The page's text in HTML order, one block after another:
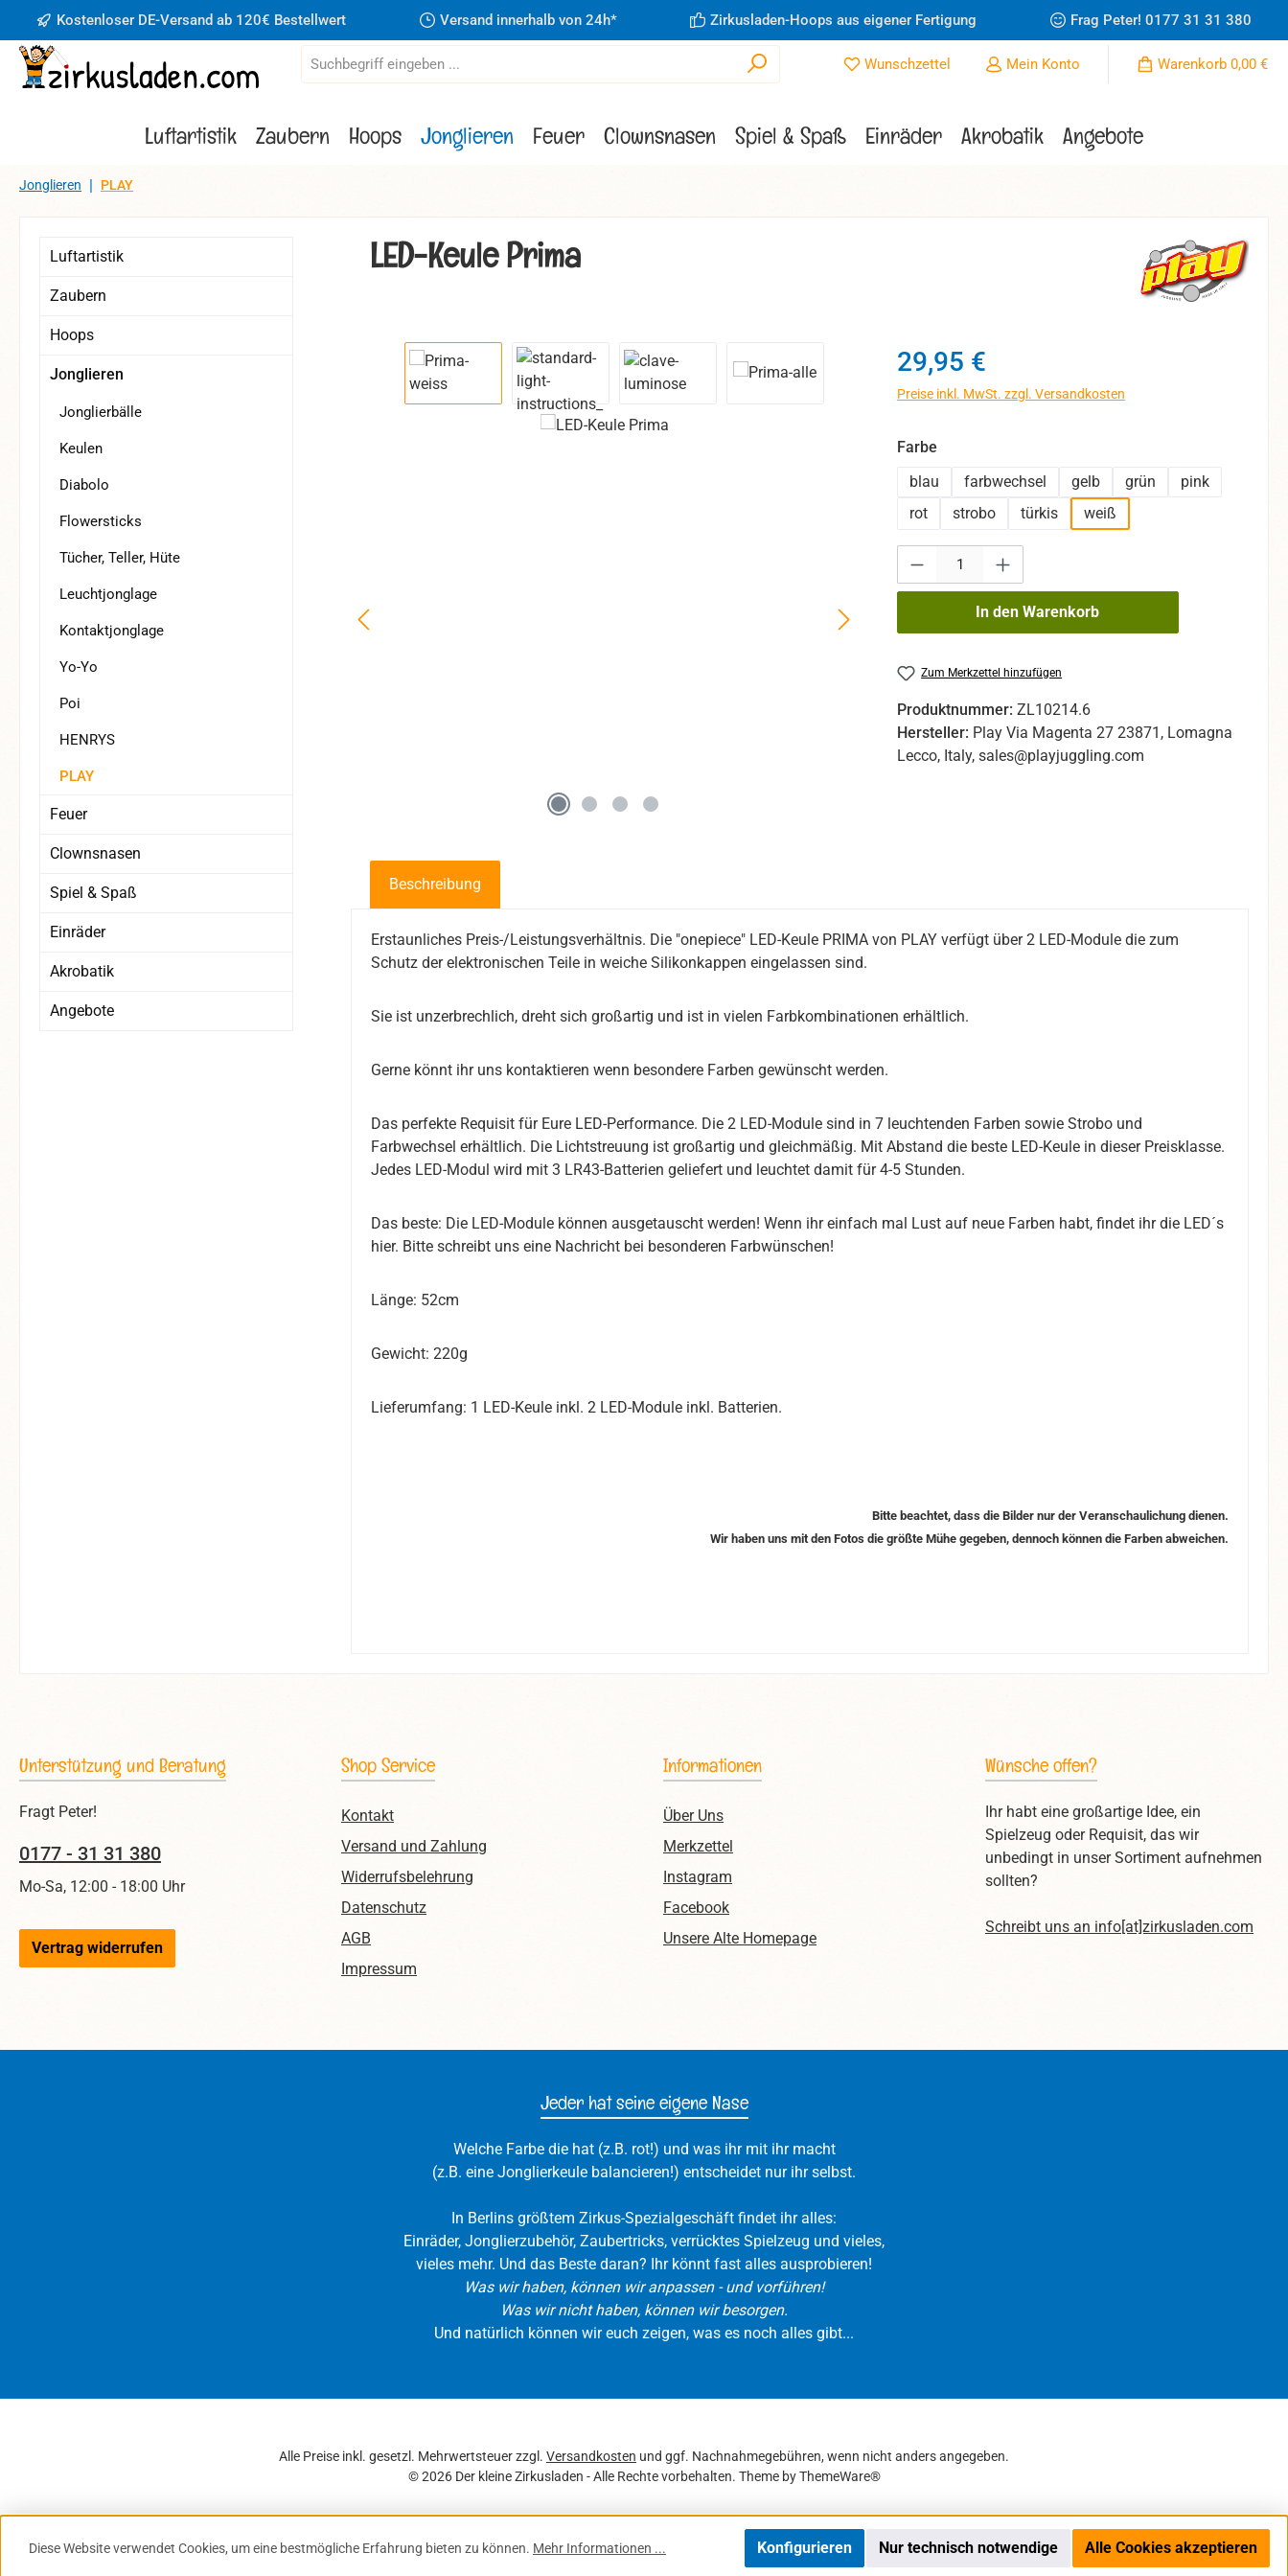
Hauptinhalt springen
Zur Suche springen
Zur Hauptnavigation springen
Kostenloser DE-Versand ab 120€ Bestellwert Versand innerhalb von 24h* Zirkusladen-Hoops aus eigener Fertigung Frag Peter! 0177 31 31 380
Wunschzettel Du hast 0 Produkte auf dem Merkzettel
Mein Konto Warenkorb 0,00 €
Luftartistik Zaubern Hoops Jonglieren Feuer Clownsnasen Spiel & Spaß Einräder Akrobatik Angebote
Jonglieren | PLAY
Luftartistik
Zaubern
Hoops
Jonglieren
Jonglierbälle
Keulen
Diabolo
Flowersticks
Tücher, Teller, Hüte
Leuchtjonglage
Kontaktjonglage
Yo-Yo
Poi
HENRYS
PLAY
Feuer
Clownsnasen
Spiel & Spaß
Einräder
Akrobatik
Angebote
LED-Keule Prima
Bildergalerie überspringen Regulärer Preis:
29,95 €
Preise inkl. MwSt. zzgl. Versandkosten
Farbeauswählen
blau
farbwechsel gelb grün
pink
rot
strobo türkis weiß
In den Warenkorb
Zum Merkzettel hinzufügen
Produktnummer: ZL10214.6
Hersteller: Play Via Magenta 27 23871, Lomagna
Lecco, Italy, sales@playjuggling.com
Beschreibung
Erstaunliches Preis-/Leistungsverhältnis. Die "onepiece" LED-Keule PRIMA von PLAY verfügt über 2 LED-Module die zum
Schutz der elektronischen Teile in weiche Silikonkappen eingelassen sind.
Sie ist unzerbrechlich, dreht sich großartig und ist in vielen Farbkombinationen erhältlich.
Gerne könnt ihr uns kontaktieren wenn besondere Farben gewünscht werden.
Das perfekte Requisit für Eure LED-Performance. Die 2 LED-Module sind in 7 leuchtenden Farben sowie Strobo und
Farbwechsel erhältlich. Die Lichtstreuung ist großartig und gleichmäßig. Mit Abstand die beste LED-Keule in dieser Preisklasse.
Jedes LED-Modul wird mit 3 LR43-Batterien geliefert und leuchtet damit für 4-5 Stunden.
Das beste: Die LED-Module können ausgetauscht werden! Wenn ihr einfach mal Lust auf neue Farben habt, findet ihr die LED´s
hier. Bitte schreibt uns eine Nachricht bei besonderen Farbwünschen!
Länge: 52cm
Gewicht: 220g
Lieferumfang: 1 LED-Keule inkl. 2 LED-Module inkl. Batterien.
Bitte beachtet, dass die Bilder nur der Veranschaulichung dienen.
Wir haben uns mit den Fotos die größte Mühe gegeben, dennoch können die Farben abweichen.
Unterstützung und Beratung
Fragt Peter!
0177 - 31 31 380
Mo-Sa, 12:00 - 18:00 Uhr
Vertrag widerrufen
Shop Service
Kontakt
Versand und Zahlung
Widerrufsbelehrung
Datenschutz
AGB
Impressum
Informationen
Über Uns
Merkzettel
Instagram
Facebook
Unsere Alte Homepage
Wünsche offen?
Ihr habt eine großartige Idee, ein
Spielzeug oder Requisit, das wir
unbedingt in unser Sortiment aufnehmen
sollten?
Schreibt uns an info[at]zirkusladen.com
Jeder hat seine eigene Nase
Welche Farbe die hat (z.B. rot!) und was ihr mit ihr macht
(z.B. eine Jonglierkeule balancieren!) entscheidet nur ihr selbst.
In Berlins größtem Zirkus-Spezialgeschäft findet ihr alles:
Einräder, Jonglierzubehör, Zaubertricks, verrücktes Spielzeug und vieles,
vieles mehr. Und das Beste daran? Ihr könnt fast alles ausprobieren!
Was wir haben, können wir anpassen - und vorführen!
Was wir nicht haben, können wir besorgen.
Und natürlich können wir euch zeigen, was es noch alles gibt...
Alle Preise inkl. gesetzl. Mehrwertsteuer zzgl. Versandkosten und ggf. Nachnahmegebühren, wenn nicht anders angegeben.
© 2026 Der kleine Zirkusladen - Alle Rechte vorbehalten. Theme byThemeWare®
Diese Website verwendet Cookies, um eine bestmögliche Erfahrung bieten zu können. Mehr Informationen ... Nur technisch notwendige
Konfigurieren Alle Cookies akzeptieren